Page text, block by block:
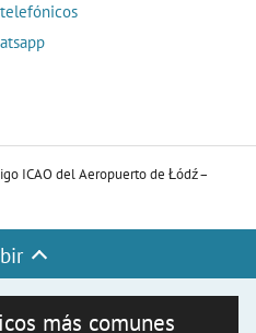
ICAO del Aeropuerto de Łódź–
más comunes